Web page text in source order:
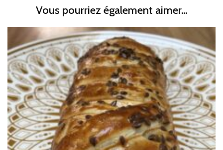
Vous pourriez également aimer...